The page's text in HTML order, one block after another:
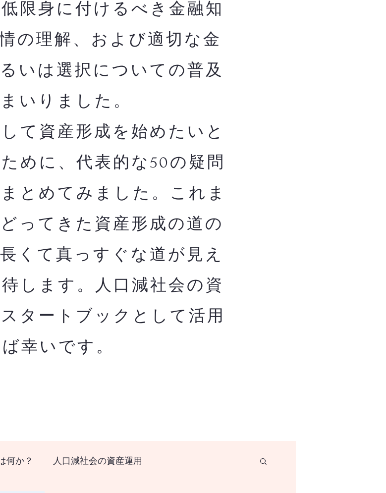
限身に付けるべき金融知
の理解、および適切な金
いは選択についての普及
いりました。
て資産形成を始めたいと
めに、代表的な50の疑問
とめてみました。これま
ってきた資産形成の道の
くて真っすぐな道が見え
します。人口減社会の資
タートブックとして活用
幸いです。
何か？ 人口減社会の資産運用